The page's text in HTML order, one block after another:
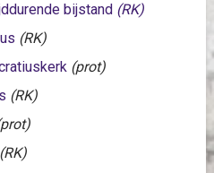
bijstand (RK)
(RK)
(prot)
(RK)
(RK)